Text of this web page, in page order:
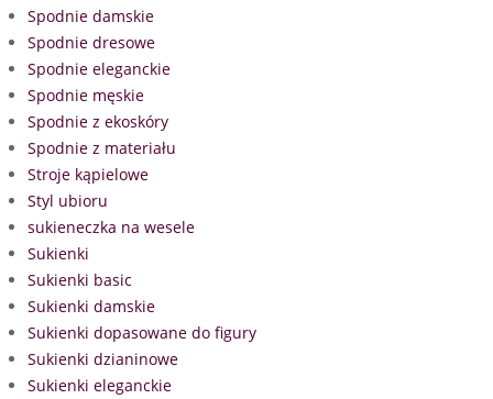
Spodnie damskie
Spodnie dresowe
Spodnie eleganckie
Spodnie męskie
Spodnie z ekoskóry
Spodnie z materiału
Stroje kąpielowe
Styl ubioru
sukieneczka na wesele
Sukienki
Sukienki basic
Sukienki damskie
Sukienki dopasowane do figury
Sukienki dzianinowe
Sukienki eleganckie